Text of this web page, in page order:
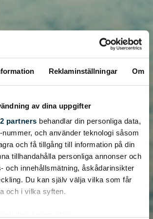
Reklaminställningar Om
av dina uppgifter
partners behandlar din personliga data,
och använder teknologi såsom
och få tillgång till information på din
tillhandahålla personliga annonser och
och innehållsmätning, åskådarinsikter
Du kan själv välja vilka som får
och i vilka syften.